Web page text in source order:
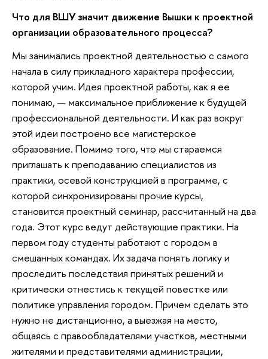
Что для ВШУ значит движение Вышки к проектной
организации образовательного процесса?
Мы занимались проектной деятельностью с самого
начала в силу прикладного характера профессии,
которой учим. Идея проектной работы, как я ее
понимаю, — максимальное приближение к будущей
профессиональной деятельности. И как раз вокруг
этой идеи построено все магистерское
образование. Помимо того, что мы стараемся
приглашать к преподаванию специалистов из
практики, осевой конструкцией в программе, с
которой синхронизированы прочие курсы,
становится проектный семинар, рассчитанный на два
года. Этот курс ведут действующие практики. На
первом году студенты работают с городом в
смешанных командах. Их задача понять логику и
проследить последствия принятых решений и
критически отнестись к текущей повестке или
политике управления городом. Причем сделать это
нужно не дистанционно, а выезжая на место,
общаясь с правообладателями участков, местными
жителями и представителями администрации,